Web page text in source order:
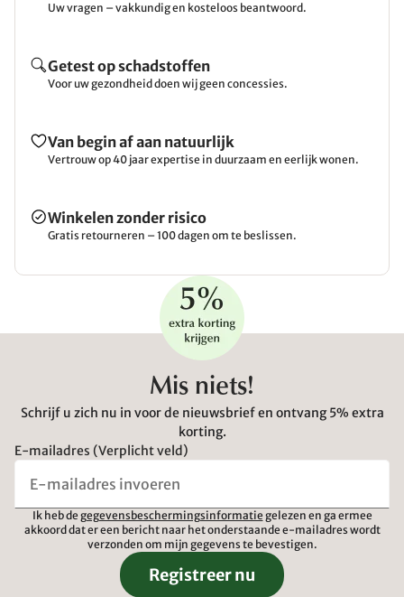
Uw vragen – vakkundig en kosteloos beantwoord.
Getest op schadstoffen
Voor uw gezondheid doen wij geen concessies.
Van begin af aan natuurlijk
Vertrouw op 40 jaar expertise in duurzaam en eerlijk wonen.
Winkelen zonder risico
Gratis retourneren – 100 dagen om te beslissen.
Mis niets!
Schrijf u zich nu in voor de nieuwsbrief en ontvang 5% extra
korting.
E-mailadres (Verplicht veld)
Ik heb de gegevensbeschermingsinformatie gelezen en ga ermee
akkoord dat er een bericht naar het onderstaande e-mailadres wordt
verzonden om mijn gegevens te bevestigen.
Registreer nu